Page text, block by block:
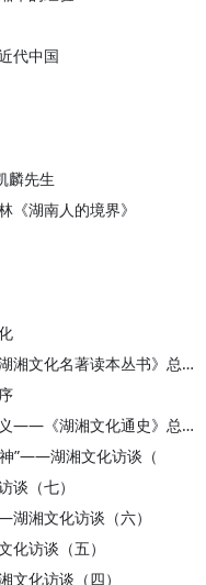
代中国
麟先生
湖南人的境界》
朱汉民：湖湘文化的源、脉、气——《湖湘文化名著读本丛书》总序
朱汉民：湖湘文化的历史价值与现代意义——《湖湘文化通史》总结
神”——湖湘文化访谈（
（七）
湘文化访谈（六）
访谈（五）
化访谈（四）